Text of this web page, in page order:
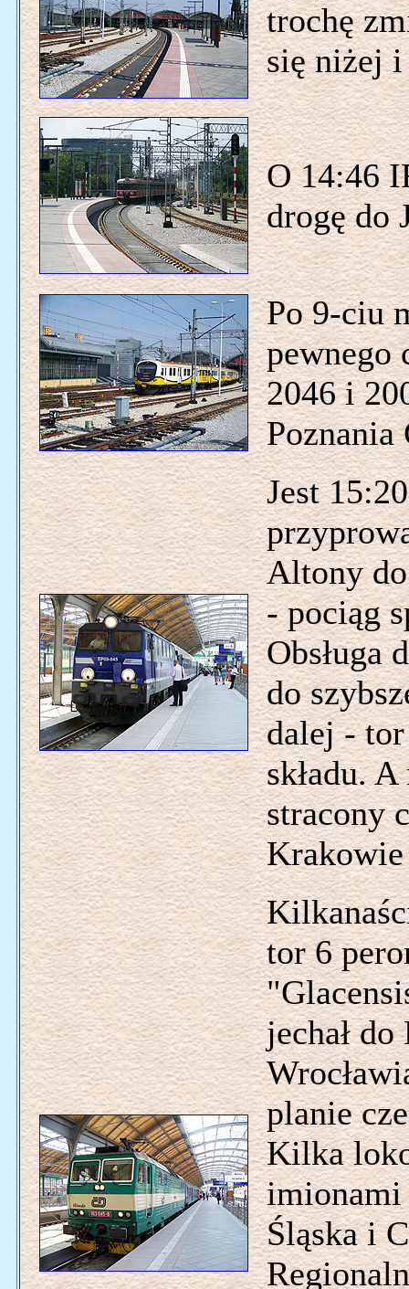
trochę
się niżej
O 14:46
drogę do
Po 9-ciu
pewnego
2046 i
Poznania
Jest
Altony
- pociąg
Obsługa
do
dalej -
składu.
stracony
tor 6
jechał
planie
Kilka
imionami
Śląska i